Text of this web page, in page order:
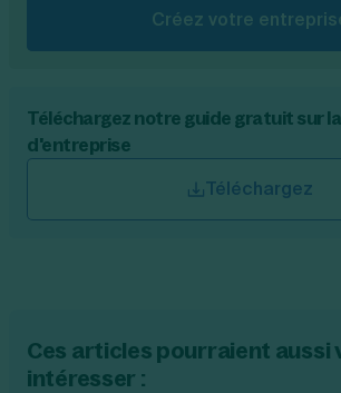
Créez votre
Téléchargez notre guide gratuit sur
d'entreprise
Téléchargez
Ces articles pourraient aussi
intéresser :